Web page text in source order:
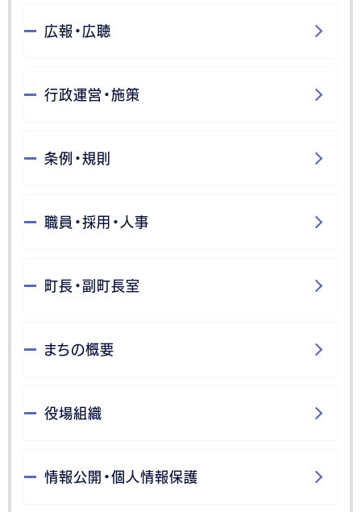
広報・広聴
行政運営・施策
条例・規則
職員・採用・人事
町長・副町長室
まちの概要
役場組織
情報公開・個人情報保護